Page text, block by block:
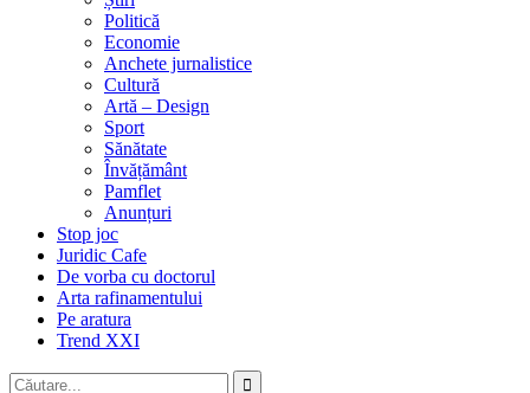
Politică
Economie
Anchete jurnalistice
Cultură
Artă – Design
Sport
Sănătate
Învățământ
Pamflet
Anunțuri
Stop joc
Juridic Cafe
De vorba cu doctorul
Arta rafinamentului
Pe aratura
Trend XXI